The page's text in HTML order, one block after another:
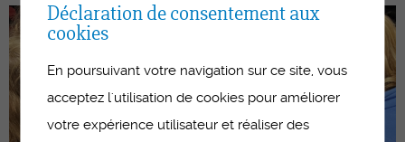
Déclaration de consentement aux
cookies
En poursuivant votre navigation sur ce site, vous
acceptez l'utilisation de cookies pour améliorer
votre expérience utilisateur et réaliser des